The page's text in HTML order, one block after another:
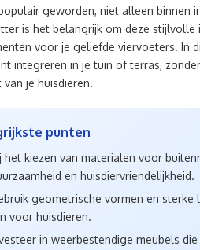
geworden, niet alleen binnen
is het belangrijk om deze
voor je geliefde viervoeters. In
integreren in je tuin of terras,
je huisdieren.
punten
het kiezen van materialen voor
en huisdiervriendelijkheid.
geometrische vormen en
voor huisdieren.
in weerbestendige meubels